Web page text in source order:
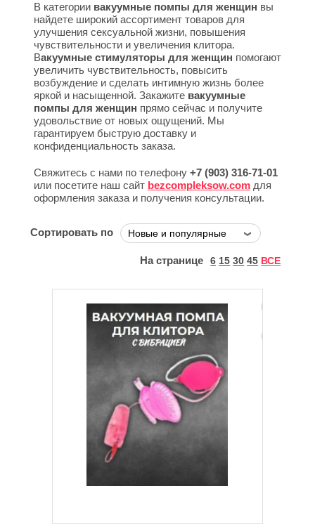
В категории вакуумные помпы для женщин вы
найдете широкий ассортимент товаров для
улучшения сексуальной жизни, повышения
чувствительности и увеличения клитора.
Вакуумные стимуляторы для женщин помогают
увеличить чувствительность, повысить
возбуждение и сделать интимную жизнь более
яркой и насыщенной. Закажите вакуумные
помпы для женщин прямо сейчас и получите
удовольствие от новых ощущений. Мы
гарантируем быструю доставку и
конфиденциальность заказа.
Свяжитесь с нами по телефону +7 (903) 316-71-01
или посетите наш сайт bezcompleksow.comдля
оформления заказа и получения консультации.
Сортировать по
На странице 6 15 30 45 ВСЕ